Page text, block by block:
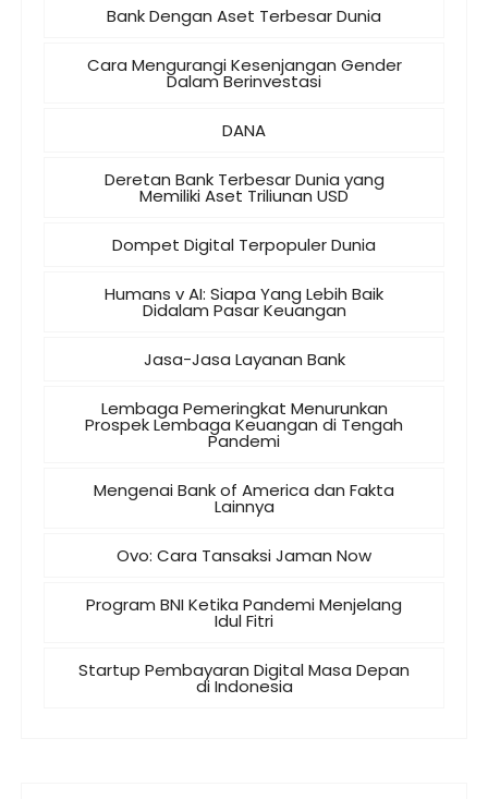
Bank Dengan Aset Terbesar Dunia
Cara Mengurangi Kesenjangan Gender
Dalam Berinvestasi
DANA
Deretan Bank Terbesar Dunia yang
Memiliki Aset Triliunan USD
Dompet Digital Terpopuler Dunia
Humans v AI: Siapa Yang Lebih Baik
Didalam Pasar Keuangan
Jasa-Jasa Layanan Bank
Lembaga Pemeringkat Menurunkan
Prospek Lembaga Keuangan di Tengah
Pandemi
Mengenai Bank of America dan Fakta
Lainnya
Ovo: Cara Tansaksi Jaman Now
Program BNI Ketika Pandemi Menjelang
Idul Fitri
Startup Pembayaran Digital Masa Depan
di Indonesia